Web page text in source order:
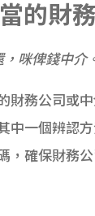
的財
咪俾錢中介
財務公司或
中一個辨認
，確保財務